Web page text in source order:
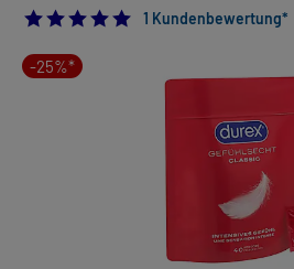
5.01 Kundenbewertung*
-25%*